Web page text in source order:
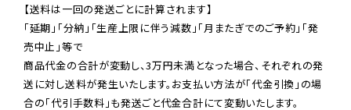
【送料は一回の発送ごとに計算されます】
「延期」「分納」「生産上限に伴う減数」「月またぎでのご予約」「発
売中止」等で
商品代金の合計が変動し、3万円未満となった場合、それぞれの発
送に対し送料が発生いたします。お支払い方法が「代金引換」の場